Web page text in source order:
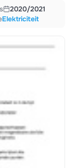
2020/2021
Elektriciteit